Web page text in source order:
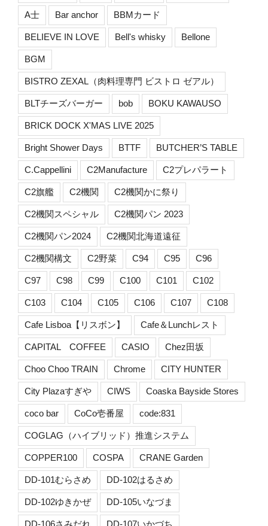
A士 Bar anchor BBMカード
BELIEVE IN LOVE Bell's whisky Bellone
BGM
BISTRO ZEXAL（肉料理専門 ビストロ ゼアル）
BLTチーズバーガー bob BOKU KAWAUSO
BRICK DOCK X'MAS LIVE 2025
Bright Shower Days BTTF BUTCHER’S TABLE
C.Cappellini C2Manufacture C2プレパラート
C2旗艦 C2機関 C2機関かに祭り
C2機関スペシャル C2機関パン 2023
C2機関パン2024 C2機関北海道遠征
C2機関構文 C2野菜 C94 C95 C96
C97 C98 C99 C100 C101 C102
C103 C104 C105 C106 C107 C108
Cafe Lisboa【リスボン】 Cafe＆Lunchレスト
CAPITAL COFFEE CASIO Chez田坂
Choo Choo TRAIN Chrome CITY HUNTER
City Plazaすぎや CIWS Coaska Bayside Stores
coco bar CoCo壱番屋 code:831
COGLAG（ハイブリッド）推進システム
COPPER100 COSPA CRANE Garden
DD-101むらさめ DD-102はるさめ
DD-102ゆきかぜ DD-105いなづま
DD-106さみだれ DD-107いかづち